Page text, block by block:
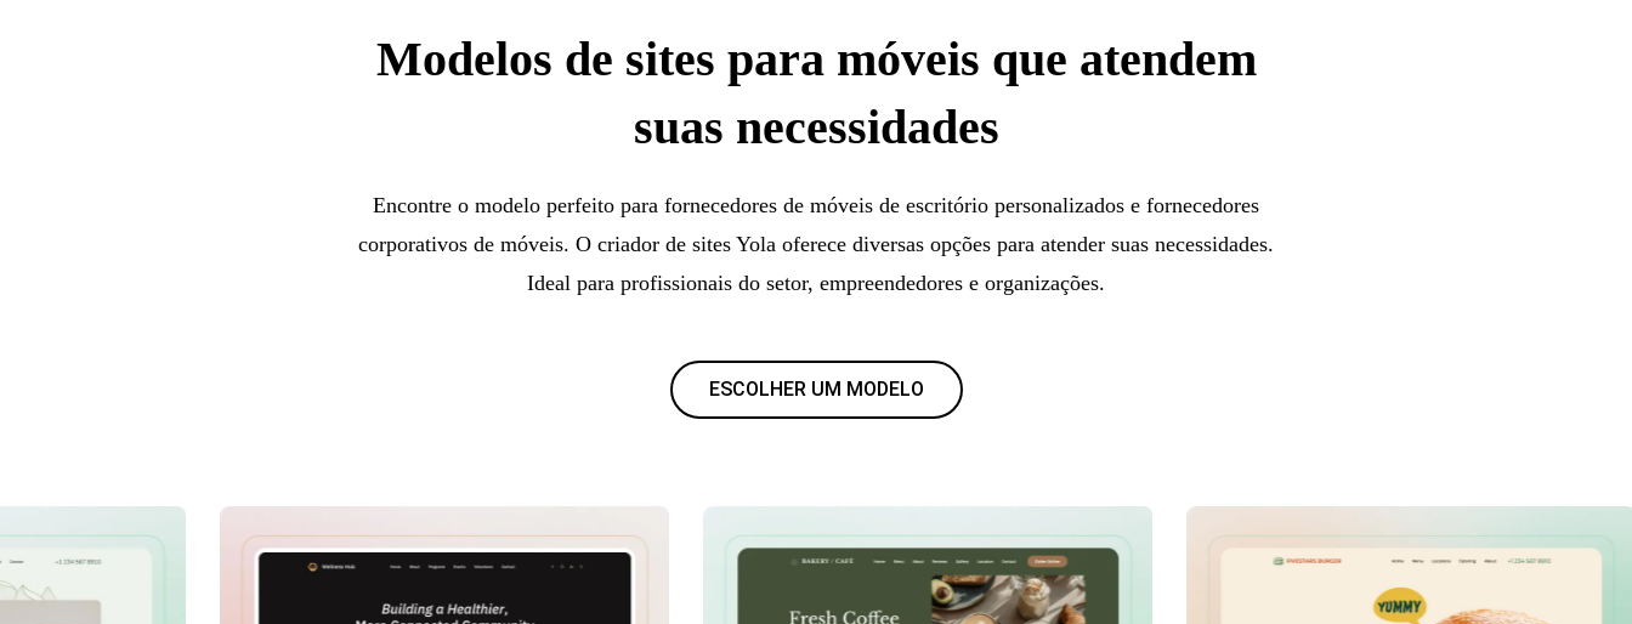
Modelos de sites para móveis que atendem
suas necessidades
Encontre o modelo perfeito para fornecedores de móveis de escritório personalizados e fornecedores
corporativos de móveis. O criador de sites Yola oferece diversas opções para atender suas necessidades.
Ideal para profissionais do setor, empreendedores e organizações.
ESCOLHER UM MODELO